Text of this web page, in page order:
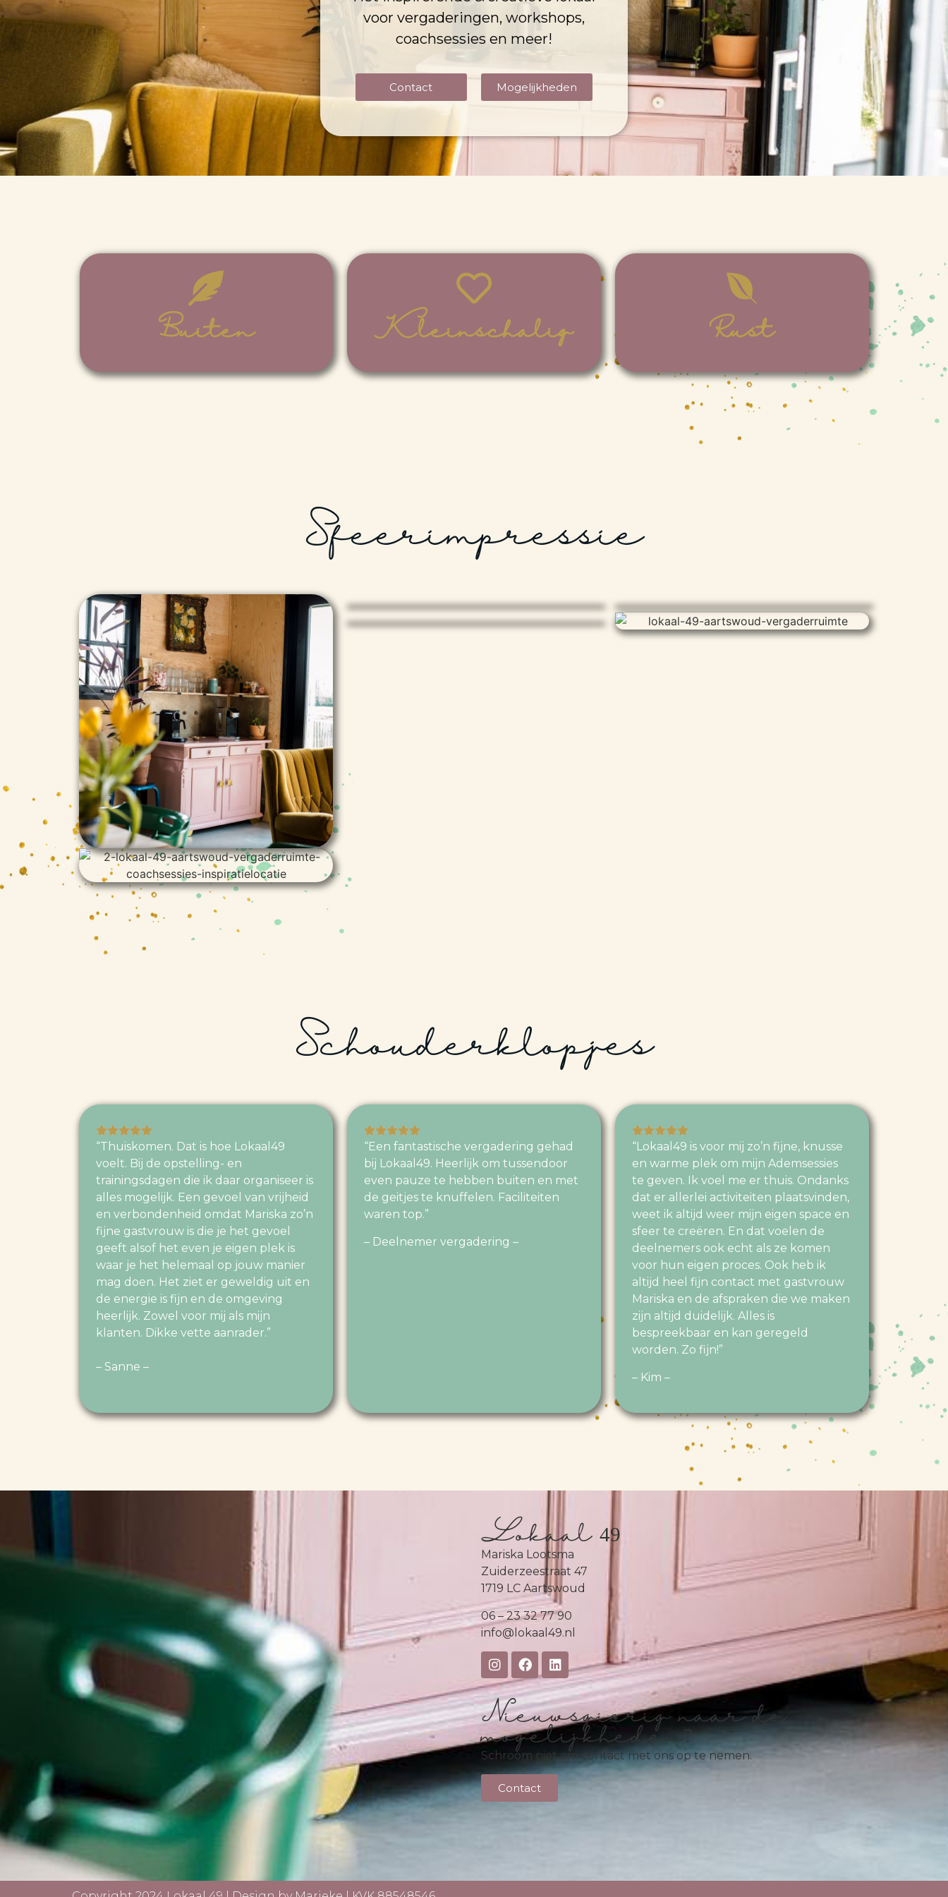
voor vergaderingen, workshops,
coachsessies en meer!
Contact Mogelijkheden
Buiten Kleinschalig Rust
Sfeerimpressie
Schouderklopjes
“Thuiskomen. Dat is hoe Lokaal49
voelt. Bij de opstelling- en
trainingsdagen die ik daar organiseer is
alles mogelijk. Een gevoel van vrijheid
en verbondenheid omdat Mariska zo’n
fijne gastvrouw is die je het gevoel
geeft alsof het even je eigen plek is
waar je het helemaal op jouw manier
mag doen. Het ziet er geweldig uit en
de energie is fijn en de omgeving
heerlijk. Zowel voor mij als mijn
klanten. Dikke vette aanrader.”
– Sanne –
“Een fantastische vergadering gehad
bij Lokaal49. Heerlijk om tussendoor
even pauze te hebben buiten en met
de geitjes te knuffelen. Faciliteiten
waren top.”
– Deelnemer vergadering –
“Lokaal49 is voor mij zo’n fijne, knusse
en warme plek om mijn Ademsessies
te geven. Ik voel me er thuis. Ondanks
dat er allerlei activiteiten plaatsvinden,
weet ik altijd weer mijn eigen space en
sfeer te creëren. En dat voelen de
deelnemers ook echt als ze komen
voor hun eigen proces. Ook heb ik
altijd heel fijn contact met gastvrouw
Mariska en de afspraken die we maken
zijn altijd duidelijk. Alles is
bespreekbaar en kan geregeld
worden. Zo fijn!”
– Kim –
Lokaal 49
Mariska Lootsma
Zuiderzeestraat 47
1719 LC Aartswoud
06 – 23 32 77 90
info@lokaal49.nl
Nieuwsgierig naar de
mogelijkheden?
Schroom niet om contact met ons op te nemen.
Contact